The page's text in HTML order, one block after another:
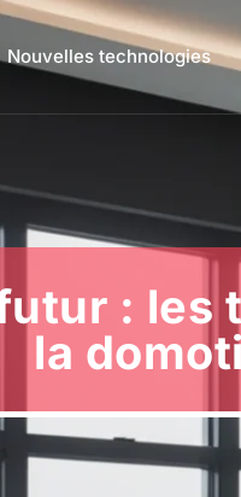
Nouvelles technologies
: les
la